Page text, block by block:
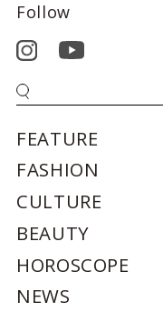
Follow
FEATURE
FASHION
CULTURE
BEAUTY
HOROSCOPE
NEWS